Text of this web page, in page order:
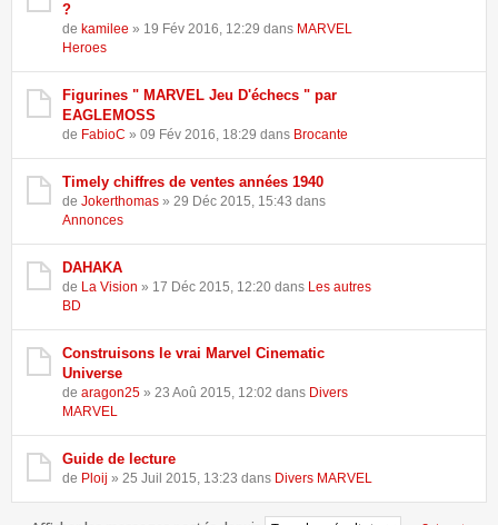
?
de kamilee » 19 Fév 2016, 12:29 dans MARVEL
Heroes
Figurines " MARVEL Jeu D'échecs " par
EAGLEMOSS
de FabioC » 09 Fév 2016, 18:29 dans Brocante
Timely chiffres de ventes années 1940
de Jokerthomas » 29 Déc 2015, 15:43 dans
Annonces
DAHAKA
de La Vision » 17 Déc 2015, 12:20 dans Les autres
BD
Construisons le vrai Marvel Cinematic
Universe
de aragon25 » 23 Aoû 2015, 12:02 dans Divers
MARVEL
Guide de lecture
de Ploij » 25 Juil 2015, 13:23 dans Divers MARVEL